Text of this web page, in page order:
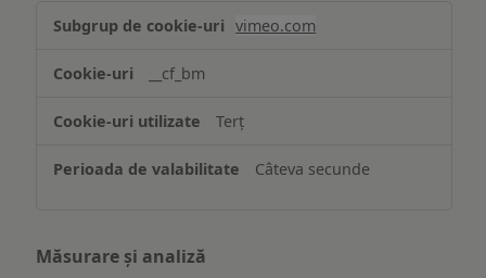
Asigurarea
funcționalităților
website-
ului
vimeo.com
__cf_bm
Terț
Câteva secunde
Măsurare și analiză